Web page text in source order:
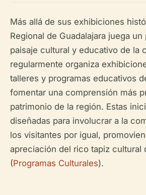
Más allá de sus exhibiciones
Regional de Guadalajara juega
paisaje cultural y educativo de la
regularmente organiza
talleres y programas educativos
fomentar una comprensión más
patrimonio de la región. Estas
diseñadas para involucrar a la
los visitantes por igual,
apreciación del rico tapiz cultural
(Programas Culturales).